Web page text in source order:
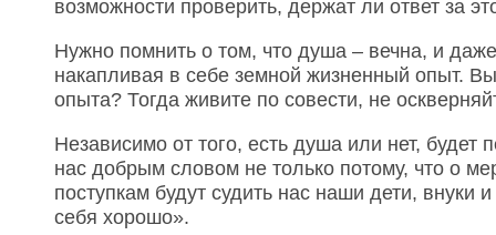
возможности проверить, держат ли ответ за
Нужно помнить о том, что душа – вечна, и
накапливая в себе земной жизненный опыт.
опыта? Тогда живите по совести, не
Независимо от того, есть душа или нет, будет
нас добрым словом не только потому, что о
поступкам будут судить нас наши дети,
себя хорошо».